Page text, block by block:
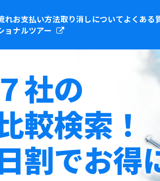
れお支払い方法取り消しについてよくある
ョナルツアー
社の
較検索！
割でお得